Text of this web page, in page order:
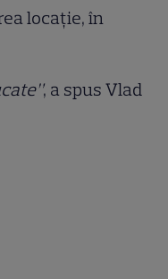
locație, în
, a spus Vlad